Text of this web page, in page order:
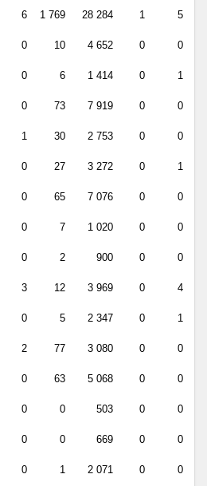
6 1 769 28 284 1 5
0 10 4 652 0 0
0 6 1 414 0 1
0 73 7 919 0 0
1 30 2 753 0 0
0 27 3 272 0 1
0 65 7 076 0 0
0 7 1 020 0 0
0 2 900 0 0
3 12 3 969 0 4
0 5 2 347 0 1
2 77 3 080 0 0
0 63 5 068 0 0
0 0 503 0 0
0 0 669 0 0
0 1 2 071 0 0